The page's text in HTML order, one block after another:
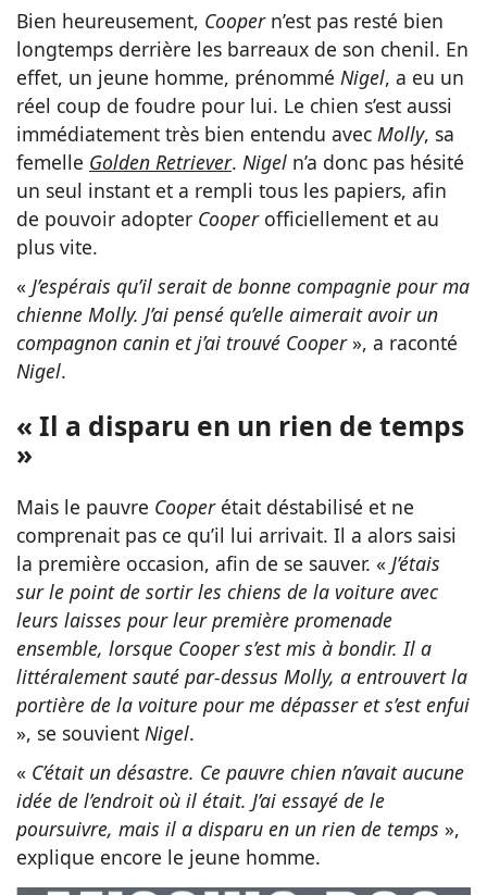
Bien heureusement, Cooper n’est pas resté bien
longtemps derrière les barreaux de son chenil. En
effet, un jeune homme, prénommé Nigel, a eu un
réel coup de foudre pour lui. Le chien s’est aussi
immédiatement très bien entendu avec Molly, sa
femelle Golden Retriever. Nigel n’a donc pas hésité
un seul instant et a rempli tous les papiers, afin
de pouvoir adopter Cooperofficiellement et au
plus vite.
« J’espérais qu’il serait de bonne compagnie pour ma
chienne Molly. J’ai pensé qu’elle aimerait avoir un
compagnon canin et j’ai trouvé Cooper», a raconté
Nigel.
« Il a disparu en un rien de temps
»
Mais le pauvre Cooperétait déstabilisé et ne
comprenait pas ce qu’il lui arrivait. Il a alors saisi
la première occasion, afin de se sauver. « J’étais
sur le point de sortir les chiens de la voiture avec
leurs laisses pour leur première promenade
ensemble, lorsque Cooper s’est mis à bondir. Il a
littéralement sauté par-dessus Molly, a entrouvert la
portière de la voiture pour me dépasser et s’est enfui
», se souvient Nigel.
« C’était un désastre. Ce pauvre chien n’avait aucune
idée de l’endroit où il était. J’ai essayé de le
poursuivre, mais il a disparu en un rien de temps »,
explique encore le jeune homme.